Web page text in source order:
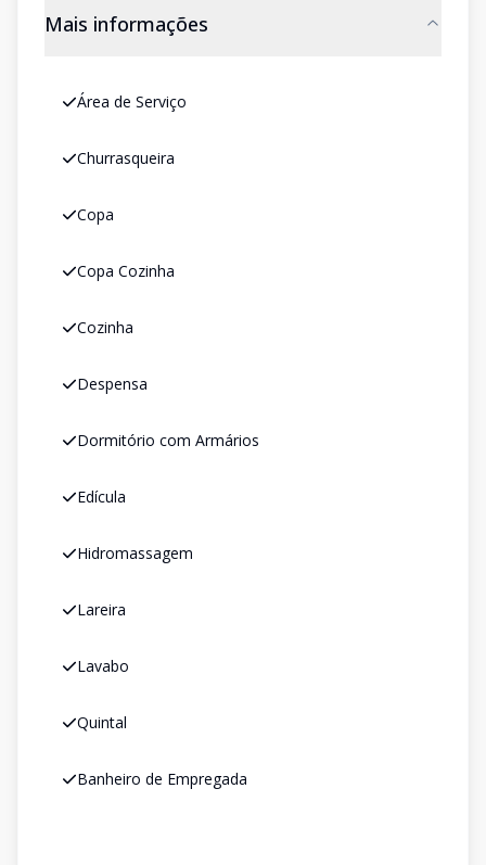
Mais informações
Área de Serviço
Churrasqueira
Copa
Copa Cozinha
Cozinha
Despensa
Dormitório com Armários
Edícula
Hidromassagem
Lareira
Lavabo
Quintal
Banheiro de Empregada